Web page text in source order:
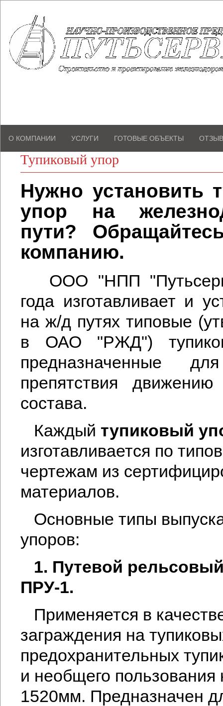
О КОМПАНИИ УСЛУГИ ГОТОВЫЕ ОБЪЕКТЫ
Тупиковый упор
Нужно установить
упор на
пути?
компанию.
ООО "НПП
года изготавливает и
на ж/д путях типовые
в ОАО "РЖД")
предназначенные
препятствия движению
состава.
Каждый тупиковый
изготавливается по
чертежам из
материалов.
Основные типы
упоров:
1. Путевой
ПРУ-1.
Применяется в
заграждения на
предохранительных
и необщего пользования
1520мм. Предназначен